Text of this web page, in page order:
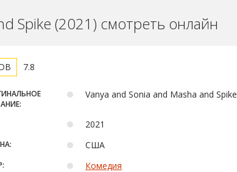
Spike (2021) смотреть онлайн
7.8
Vanya and Sonia and Masha and Spike
2021
США
Комедия